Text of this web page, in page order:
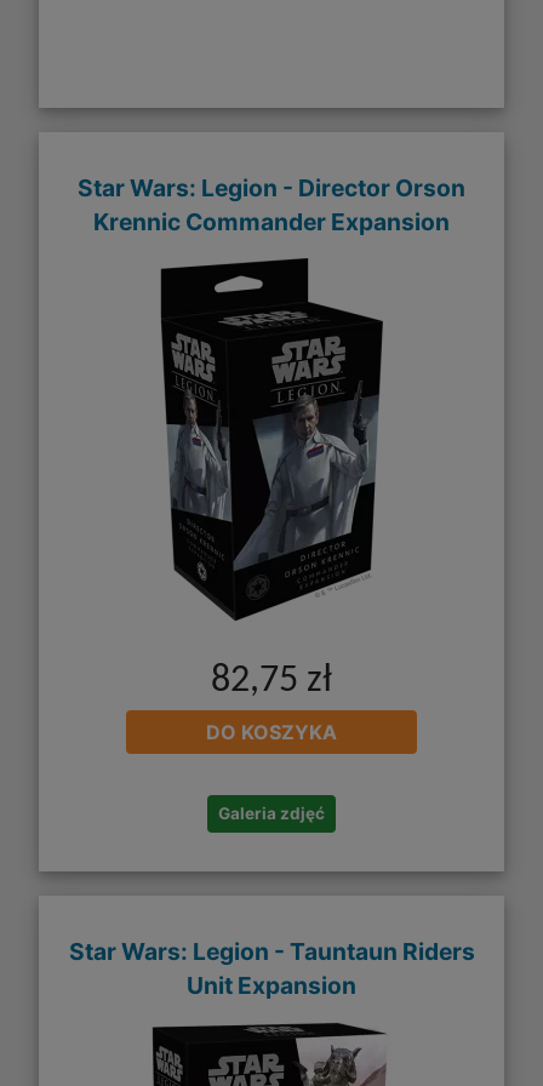
Star Wars: Legion - Director Orson
Krennic Commander Expansion
82,75 zł
DO KOSZYKA
Galeria zdjęć
Star Wars: Legion - Tauntaun Riders
Unit Expansion